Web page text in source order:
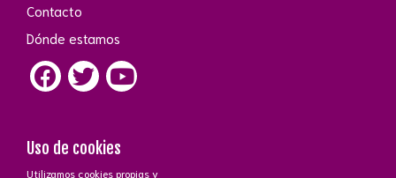
Contacto
Dónde estamos
Uso de cookies
Utilizamos cookies propias y